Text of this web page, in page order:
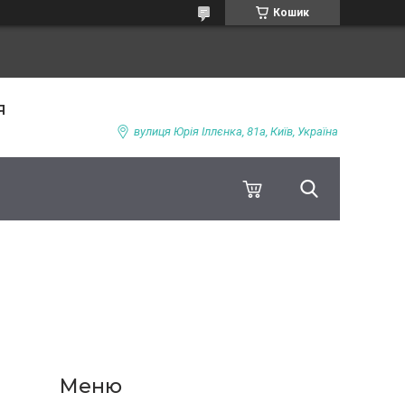
Кошик
вулиця Юрія Іллєнка, 81а, Київ, Україна